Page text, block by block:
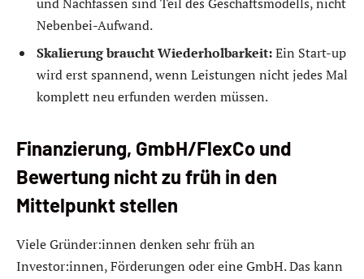
Nebenbei-Aufwand.
Skalierung braucht Wiederholbarkeit:Ein Start-up
wird erst spannend, wenn Leistungen nicht jedes Mal
komplett neu erfunden werden müssen.
Finanzierung, GmbH/FlexCo und
Bewertung nicht zu früh in den
Mittelpunkt stellen
Viele Gründer:innen denken sehr früh an
Investor:innen, Förderungen oder eine GmbH. Das kann